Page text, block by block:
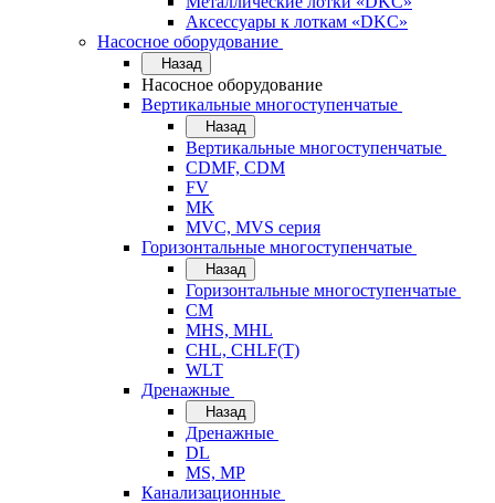
Аксессуары к лоткам «DKC»
Насосное оборудование
Назад
Насосное оборудование
Вертикальные многоступенчатые
Назад
Вертикальные многоступенчатые
CDMF, CDM
FV
MK
MVC, MVS серия
Горизонтальные многоступенчатые
Назад
Горизонтальные многоступенчатые
CM
MHS, MHL
CHL, CHLF(T)
WLT
Дренажные
Назад
Дренажные
DL
MS, MP
Канализационные